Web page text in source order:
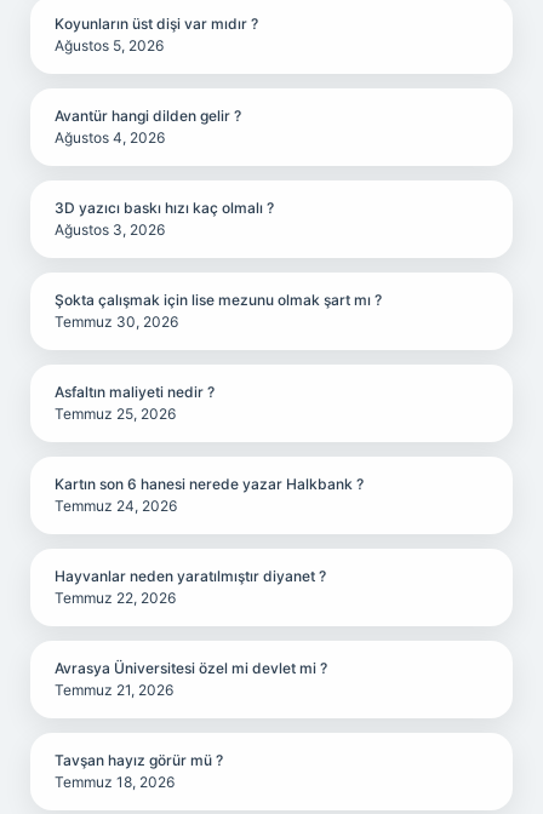
Koyunların üst dişi var mıdır ?
Ağustos 5, 2026
Avantür hangi dilden gelir ?
Ağustos 4, 2026
3D yazıcı baskı hızı kaç olmalı ?
Ağustos 3, 2026
Şokta çalışmak için lise mezunu olmak şart mı ?
Temmuz 30, 2026
Asfaltın maliyeti nedir ?
Temmuz 25, 2026
Kartın son 6 hanesi nerede yazar Halkbank ?
Temmuz 24, 2026
Hayvanlar neden yaratılmıştır diyanet ?
Temmuz 22, 2026
Avrasya Üniversitesi özel mi devlet mi ?
Temmuz 21, 2026
Tavşan hayız görür mü ?
Temmuz 18, 2026